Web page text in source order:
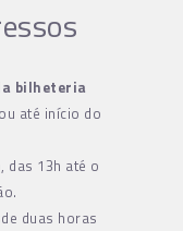
bilheteria
até início do
das 13h até o
duas horas